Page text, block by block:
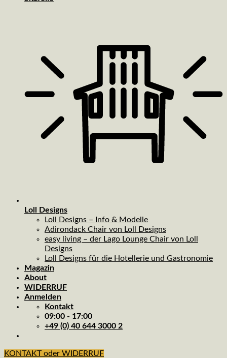
Loll Designs
Loll Designs – Info & Modelle
Adirondack Chair von Loll Designs
easy living – der Lago Lounge Chair von Loll
Designs
Loll Designs für die Hotellerie und Gastronomie
Magazin
About
WIDERRUF
Anmelden
Kontakt
09:00 - 17:00
+49 (0) 40 644 3000 2
KONTAKT oder WIDERRUF